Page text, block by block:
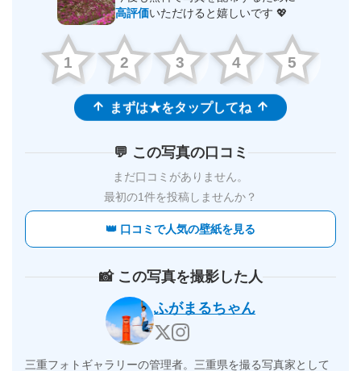
高評価いただけると嬉しいです 💖
1 2 3 4 5
まずは★をタップしてね
💬 この写真の口コミ
まだ口コミがありません。
最初の1件を投稿しませんか？
👑 口コミで人気の壁紙を見る
📸 この写真を撮影した人
ふがまるちゃん
三重フォトギャラリーの管理者。三重県を撮る写真家として